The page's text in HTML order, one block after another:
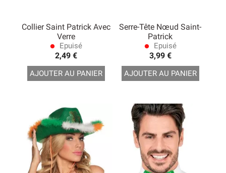
Collier Saint Patrick Avec
Verre
lens Epuisé
2,49 €
AJOUTER AU PANIER
Serre-Tête Nœud Saint-
Patrick
lens Epuisé
3,99 €
AJOUTER AU PANIER